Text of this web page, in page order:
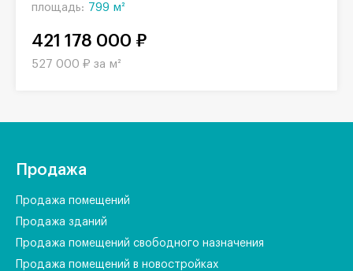
площадь: 799 м²
421 178 000 ₽
527 000 ₽ за м²
Продажа
Продажа помещений
Продажа зданий
Продажа помещений свободного назначения
Продажа помещений в новостройках